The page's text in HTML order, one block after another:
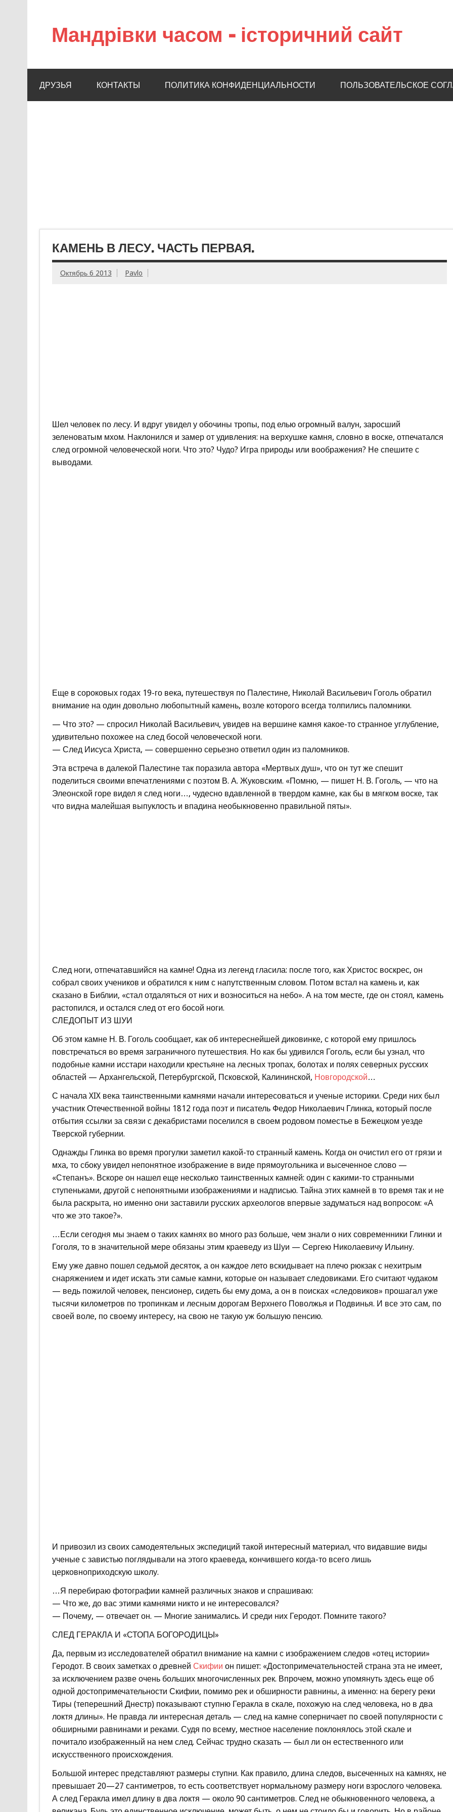
Мандрівки часом – історичний сайт
ДРУЗЬЯ КОНТАКТЫ ПОЛИТИКА КОНФИДЕНЦИАЛЬНОСТИ ПОЛЬЗОВАТЕЛЬСКОЕ
КАМЕНЬ В ЛЕСУ. ЧАСТЬ ПЕРВАЯ.
Октябрь 6 2013 Pavlo
Шел человек по лесу. И вдруг увидел у обочины тропы, под елью огромный валун, заросший
зеленоватым мхом. Наклонился и замер от удивления: на верхушке камня, словно в воске, отпечатался
след огромной человеческой ноги. Что это? Чудо? Игра природы или воображения? Не спешите с
выводами.
Еще в сороковых годах 19-го века, путешествуя по Палестине, Николай Васильевич Гоголь обратил
внимание на один довольно любопытный камень, возле которого всегда толпились паломники.
— Что это? — спросил Николай Васильевич, увидев на вершине камня какое-то странное углубление,
удивительно похожее на след босой человеческой ноги.
— След Иисуса Христа, — совершенно серьезно ответил один из паломников.
Эта встреча в далекой Палестине так поразила автора «Мертвых душ», что он тут же спешит
поделиться своими впечатлениями с поэтом В. А. Жуковским. «Помню, — пишет Н. В. Гоголь, — что на
Элеонской горе видел я след ноги…, чудесно вдавленной в твердом камне, как бы в мягком воске, так
что видна малейшая выпуклость и впадина необыкновенно правильной пяты».
След ноги, отпечатавшийся на камне! Одна из легенд гласила: после того, как Христос воскрес, он
собрал своих учеников и обратился к ним с напутственным словом. Потом встал на камень и, как
сказано в Библии, «стал отдаляться от них и возноситься на небо». А на том месте, где он стоял, камень
растопился, и остался след от его босой ноги.
СЛЕДОПЫТ ИЗ ШУИ
Об этом камне Н. В. Гоголь сообщает, как об интереснейшей диковинке, с которой ему пришлось
повстречаться во время заграничного путешествия. Но как бы удивился Гоголь, если бы узнал, что
подобные камни исстари находили крестьяне на лесных тропах, болотах и полях северных русских
областей — Архангельской, Петербургской, Псковской, Калининской, Новгородской…
С начала XIX века таинственными камнями начали интересоваться и ученые историки. Среди них был
участник Отечественной войны 1812 года поэт и писатель Федор Николаевич Глинка, который после
отбытия ссылки за связи с декабристами поселился в своем родовом поместье в Бежецком уезде
Тверской губернии.
Однажды Глинка во время прогулки заметил какой-то странный камень. Когда он очистил его от грязи и
мха, то сбоку увидел непонятное изображение в виде прямоугольника и высеченное слово —
«Степанъ». Вскоре он нашел еще несколько таинственных камней: один с какими-то странными
ступеньками, другой с непонятными изображениями и надписью. Тайна этих камней в то время так и не
была раскрыта, но именно они заставили русских археологов впервые задуматься над вопросом: «А
что же это такое?».
…Если сегодня мы знаем о таких камнях во много раз больше, чем знали о них современники Глинки и
Гоголя, то в значительной мере обязаны этим краеведу из Шуи — Сергею Николаевичу Ильину.
Ему уже давно пошел седьмой десяток, а он каждое лето вскидывает на плечо рюкзак с нехитрым
снаряжением и идет искать эти самые камни, которые он называет следовиками. Его считают чудаком
— ведь пожилой человек, пенсионер, сидеть бы ему дома, а он в поисках «следовиков» прошагал уже
тысячи километров по тропинкам и лесным дорогам Верхнего Поволжья и Подвинья. И все это сам, по
своей воле, по своему интересу, на свою не такую уж большую пенсию.
И привозил из своих самодеятельных экспедиций такой интересный материал, что видавшие виды
ученые с завистью поглядывали на этого краеведа, кончившего когда-то всего лишь
церковноприходскую школу.
…Я перебираю фотографии камней различных знаков и спрашиваю:
— Что же, до вас этими камнями никто и не интересовался?
— Почему, — отвечает он. — Многие занимались. И среди них Геродот. Помните такого?
СЛЕД ГЕРАКЛА И «СТОПА БОГОРОДИЦЫ»
Да, первым из исследователей обратил внимание на камни с изображением следов «отец истории»
Геродот. В своих заметках о древней Скифии он пишет: «Достопримечательностей страна эта не имеет,
за исключением разве очень больших многочисленных рек. Впрочем, можно упомянуть здесь еще об
одной достопримечательности Скифии, помимо рек и обширности равнины, а именно: на берегу реки
Тиры (теперешний Днестр) показывают ступню Геракла в скале, похожую на след человека, но в два
локтя длины». Не правда ли интересная деталь — след на камне соперничает по своей популярности с
обширными равнинами и реками. Судя по всему, местное население поклонялось этой скале и
почитало изображенный на нем след. Сейчас трудно сказать — был ли он естественного или
искусственного происхождения.
Большой интерес представляют размеры ступни. Как правило, длина следов, высеченных на камнях, не
превышает 20—27 сантиметров, то есть соответствует нормальному размеру ноги взрослого человека.
А след Геракла имел длину в два локтя — около 90 сантиметров. След не обыкновенного человека, а